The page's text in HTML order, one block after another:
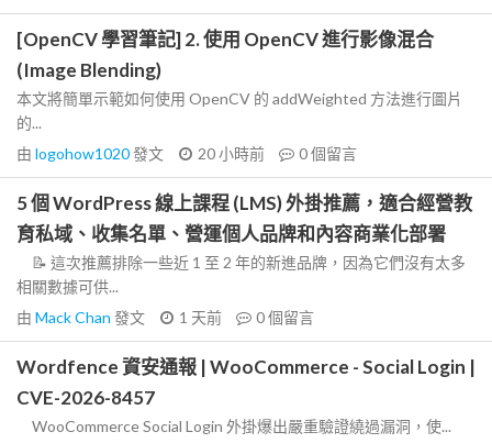
[OpenCV 學習筆記] 2. 使用 OpenCV 進行影像混合
(Image Blending)
本文將簡單示範如何使用 OpenCV 的 addWeighted 方法進行圖片
的...
由 logohow1020發文 20 小時前 0個留言
5 個 WordPress 線上課程 (LMS) 外掛推薦，適合經營教
育私域、收集名單、營運個人品牌和內容商業化部署
📝 這次推薦排除一些近 1 至 2 年的新進品牌，因為它們沒有太多
相關數據可供...
由 Mack Chan 發文 1 天前 0個留言
Wordfence 資安通報 | WooCommerce - Social Login |
CVE-2026-8457
WooCommerce Social Login 外掛爆出嚴重驗證繞過漏洞，使...